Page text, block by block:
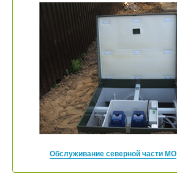
Обслуживание северной части МО